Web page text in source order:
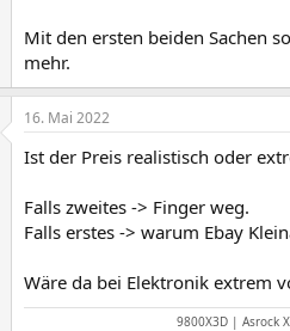
Mit den ersten beiden Sachen
mehr.
16. Mai 2022
Ist der Preis realistisch oder
Falls zweites -> Finger weg.
Falls erstes -> warum Ebay
Wäre da bei Elektronik extrem
9800X3D | Asrock